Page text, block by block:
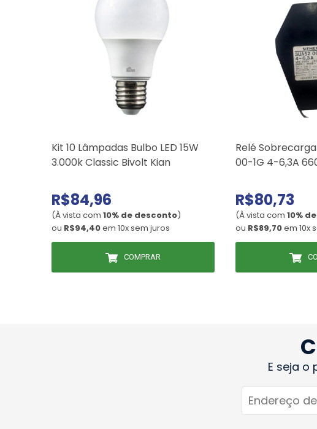
Kit 10 Lâmpadas Bulbo LED 15W
3.000k Classic Bivolt Kian
R$84,96
(À vista com 10% de desconto)
ou R$94,40em 10x sem juros
COMPRAR
Relé
00-1G 4-6,3A
R$80,73
(À vista com 10%
ou R$89,70em 10x
E seja o